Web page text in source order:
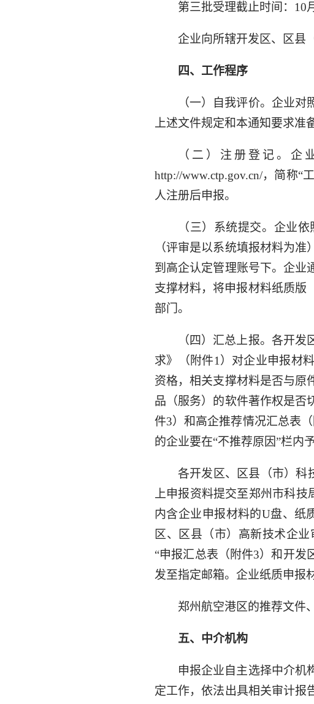
第三批受理截止时间：10
企业向所辖开发区、区县
四、工作程序
（一）自我评价。企业
上述文件规定和本通知要求准
（二）注册登记。企
http://www.ctp.gov.cn/，简称“
人注册后申报。
（三）系统提交。企业
（评审是以系统填报材料为
到高企认定管理账号下。企业
支撑材料，将申报材料纸质版
部门。
（四）汇总上报。各开
求》（附件1）对企业申报材
资格，相关支撑材料是否与原
品（服务）的软件著作权是否
件3）和高企推荐情况汇总表
的企业要在“不推荐原因”栏内
各开发区、区县（市）科
上申报资料提交至郑州市科
内含企业申报材料的U盘、纸
区、区县（市）高新技术企
“申报汇总表（附件3）和开发
发至指定邮箱。企业纸质申报
郑州航空港区的推荐文件
五、中介机构
申报企业自主选择中介机
定工作，依法出具相关审计报